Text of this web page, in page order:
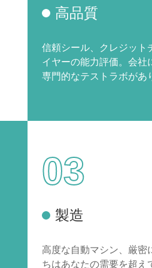
高品質
信頼シール、クレジット
イヤーの能力評価。会社
専門的なテストラボがあ
03
製造
高度な自動マシン、厳密
ちはあなたの需要を超え